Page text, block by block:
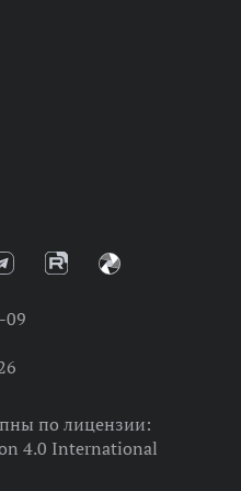
09
по лицензии:
4.0 International